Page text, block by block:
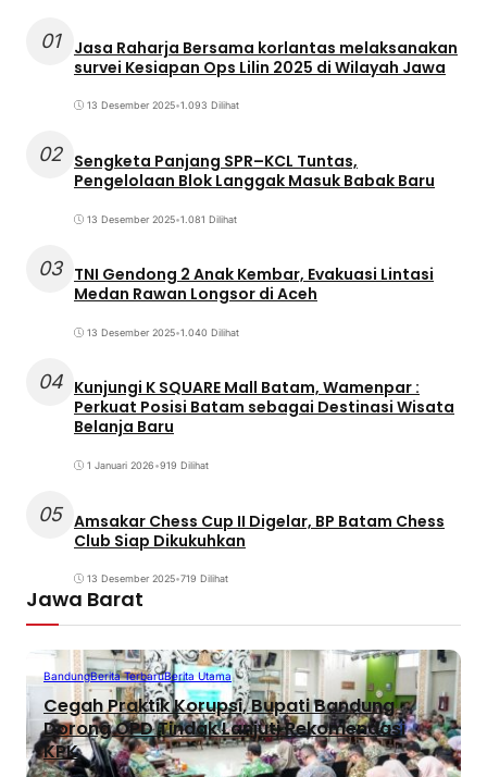
01
Jasa Raharja Bersama korlantas melaksanakan
survei Kesiapan Ops Lilin 2025 di Wilayah Jawa
13 Desember 2025•1.093 Dilihat
02 Sengketa Panjang SPR–KCL Tuntas,
Pengelolaan Blok Langgak Masuk Babak Baru
13 Desember 2025•1.081 Dilihat
03 TNI Gendong 2 Anak Kembar, Evakuasi Lintasi
Medan Rawan Longsor di Aceh
13 Desember 2025•1.040 Dilihat
04 Kunjungi K SQUARE Mall Batam, Wamenpar :
Perkuat Posisi Batam sebagai Destinasi Wisata
Belanja Baru
1 Januari 2026•919 Dilihat
05 Amsakar Chess Cup II Digelar, BP Batam Chess
Club Siap Dikukuhkan
13 Desember 2025•719 Dilihat
Jawa Barat
BandungBerita TerbaruBerita Utama
Cegah Praktik Korupsi, Bupati Bandung
Dorong OPD Tindak Lanjuti Rekomendasi
KPK